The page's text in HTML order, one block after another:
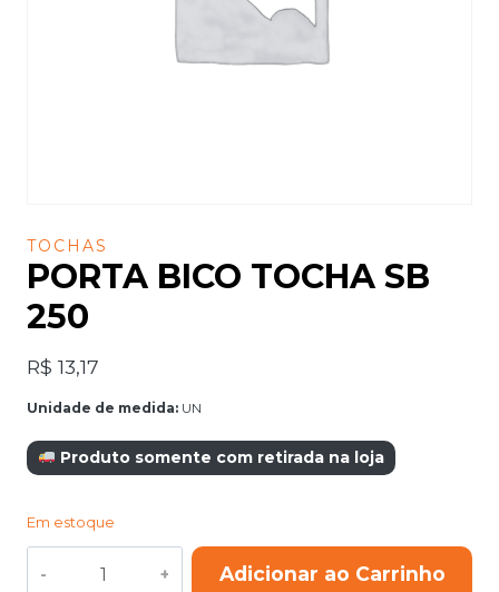
TOCHAS
PORTA BICO TOCHA SB
250
R$ 13,17
Unidade de medida: UN
Produto somente com retirada na loja
Em estoque
BICO
Adicionar ao Carrinho